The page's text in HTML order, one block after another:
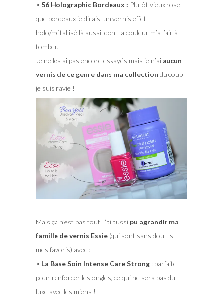
> 56 Holographic Bordeaux : Plutôt vieux rose
que bordeaux je dirais, un vernis effet
holo/métallisé là aussi, dont la couleur m’a l’air à
tomber.
Je ne les ai pas encore essayés mais je n’ai aucun
vernis de ce genre dans ma collection du coup
je suis ravie !
Mais ça n’est pas tout, j’ai aussi pu agrandir ma
famille de vernis Essie(qui sont sans doutes
mes favoris) avec :
> La Base Soin Intense Care Strong: parfaite
pour renforcer les ongles, ce qui ne sera pas du
luxe avec les miens !